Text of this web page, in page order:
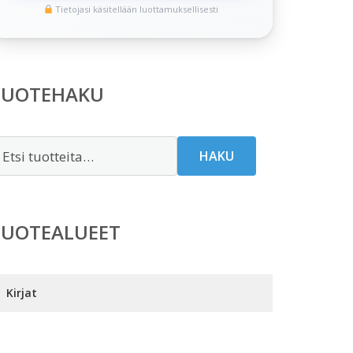
Tietojasi käsitellään luottamuksellisesti
HAKU
Kirjat